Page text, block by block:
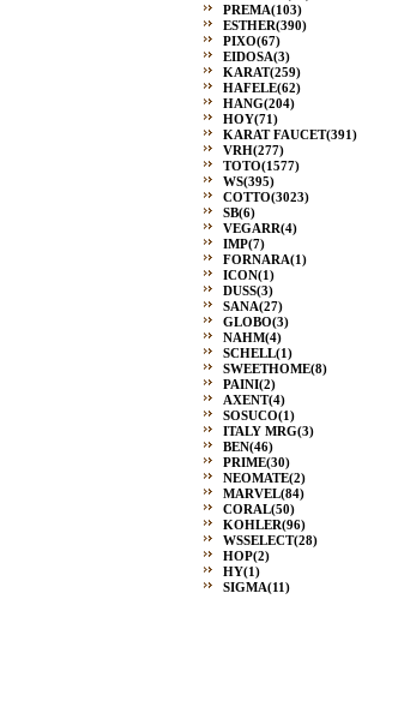
PREMA(103)
ESTHER(390)
PIXO(67)
EIDOSA(3)
KARAT(259)
HAFELE(62)
HANG(204)
HOY(71)
KARAT FAUCET(391)
VRH(277)
TOTO(1577)
WS(395)
COTTO(3023)
SB(6)
VEGARR(4)
IMP(7)
FORNARA(1)
ICON(1)
DUSS(3)
SANA(27)
GLOBO(3)
NAHM(4)
SCHELL(1)
SWEETHOME(8)
PAINI(2)
AXENT(4)
SOSUCO(1)
ITALY MRG(3)
BEN(46)
PRIME(30)
NEOMATE(2)
MARVEL(84)
CORAL(50)
KOHLER(96)
WSSELECT(28)
HOP(2)
HY(1)
SIGMA(11)